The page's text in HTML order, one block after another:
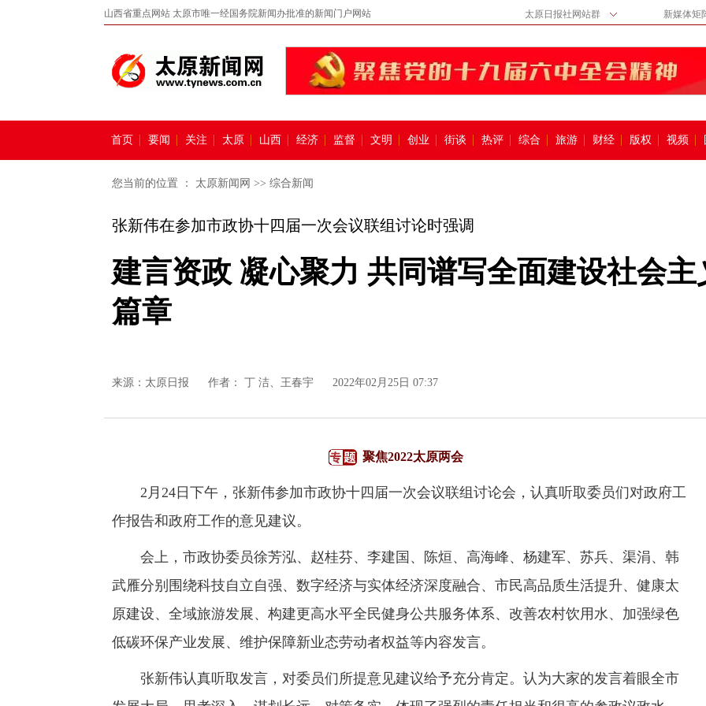
山西省重点网站 太原市唯一经国务院新闻办批准的新闻门户网站 太原日报社网站群 新媒体矩
首页 要闻 关注 太原 山西 经济 监督 文明 创业 街谈 热评 综合 旅游 财经 版权 视频
您当前的位置 ： 太原新闻网 >> 综合新闻
张新伟在参加市政协十四届一次会议联组讨论时强调
建言资政 凝心聚力 共同谱写全面建设社会
篇章
来源： 太原日报 作者： 丁 洁、王春宇 2022年02月25日 07:37
聚焦2022太原两会
2月24日下午，张新伟参加市政协十四届一次会议联组讨论会，认真听取委员们对政府工
作报告和政府工作的意见建议。
会上，市政协委员徐芳泓、赵桂芬、李建国、陈烜、高海峰、杨建军、苏兵、渠涓、韩
武雁分别围绕科技自立自强、数字经济与实体经济深度融合、市民高品质生活提升、健康太
原建设、全域旅游发展、构建更高水平全民健身公共服务体系、改善农村饮用水、加强绿色
低碳环保产业发展、维护保障新业态劳动者权益等内容发言。
张新伟认真听取发言，对委员们所提意见建议给予充分肯定。认为大家的发言着眼全市